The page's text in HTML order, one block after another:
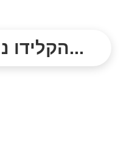
הקלידו נושא לימוד...